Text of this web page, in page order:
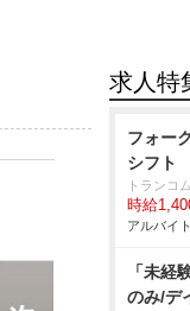
求人特
フォー
シフト
トランコ
時給
アルバイ
「未経
のみ/デ